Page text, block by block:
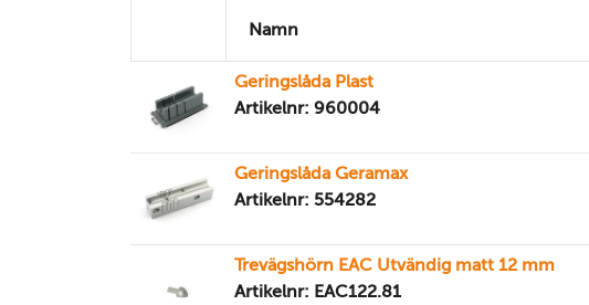
Namn
Geringslåda Plast
Artikelnr: 960004
Geringslåda Geramax
Artikelnr: 554282
Trevägshörn EAC Utvändig matt 12 mm
Artikelnr: EAC122.81